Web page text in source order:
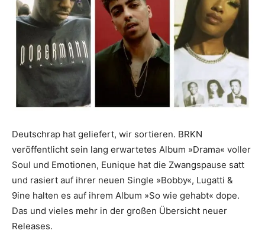
Deutschrap hat geliefert, wir sortieren. BRKN
veröffentlicht sein lang erwartetes Album »Drama« voller
Soul und Emotionen, Eunique hat die Zwangspause satt
und rasiert auf ihrer neuen Single »Bobby«, Lugatti &
9ine halten es auf ihrem Album »So wie gehabt« dope.
Das und vieles mehr in der großen Übersicht neuer
Releases.